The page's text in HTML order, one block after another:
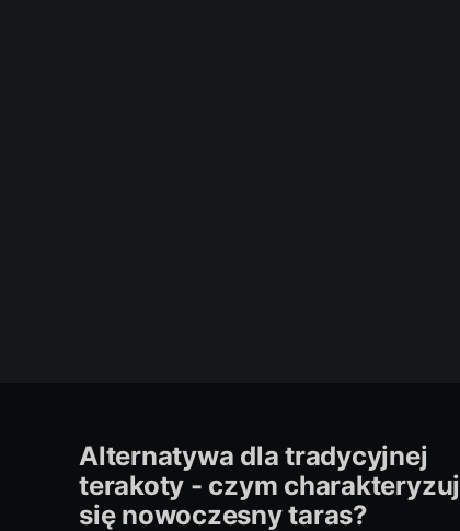
Alternatywa dla tradycyjnej
terakoty - czym
się nowoczesny taras?